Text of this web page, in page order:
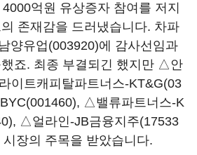
억원 유상증자 참여를 저지
존재감을 드러냈습니다. 차파
남양유업(003920)에 감사선임과
죠. 최종 부결되긴 했지만 △안
이트캐피탈파트너스-KT&G(03
BYC(001460), △밸류파트너스-K
, △얼라인-JB금융지주(17533
장의 주목을 받았습니다.